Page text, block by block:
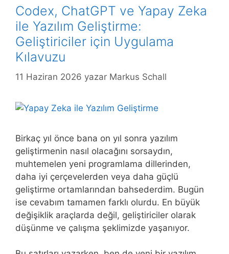
Codex, ChatGPT ve Yapay Zeka
ile Yazılım Geliştirme:
Geliştiriciler için Uygulama
Kılavuzu
11 Haziran 2026 yazar Markus Schall
Birkaç yıl önce bana on yıl sonra yazılım
geliştirmenin nasıl olacağını sorsaydın,
muhtemelen yeni programlama dillerinden,
daha iyi çerçevelerden veya daha güçlü
geliştirme ortamlarından bahsederdim. Bugün
ise cevabım tamamen farklı olurdu. En büyük
değişiklik araçlarda değil, geliştiriciler olarak
düşünme ve çalışma şeklimizde yaşanıyor.